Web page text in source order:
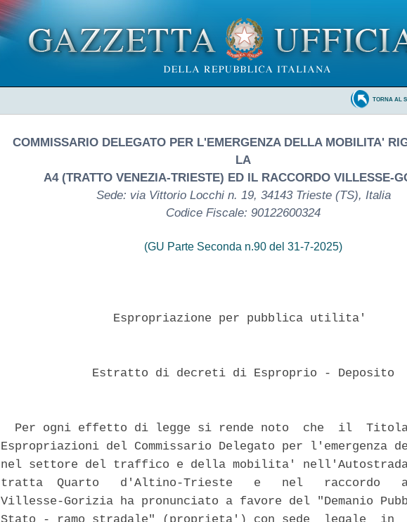
TORNA AL
COMMISSARIO DELEGATO PER L'EMERGENZA DELLA MOBILITA'
LA
A4 (TRATTO VENEZIA-TRIESTE) ED IL RACCORDO VILLESSE-
Sede: via Vittorio Locchi n. 19, 34143 Trieste (TS), Italia
Codice Fiscale: 90122600324
(GU Parte Seconda n.90 del 31-7-2025)
                Espropriazione per pubblica utilita'
             Estratto di decreti di Esproprio - Deposito
Per ogni effetto di legge si rende noto  che  il
Espropriazioni del Commissario Delegato per l'emergenza
nel settore del traffico e della mobilita'
tratta  Quarto   d'Altino-Trieste   e   nel   raccordo
Villesse-Gorizia ha pronunciato a favore del "Demanio